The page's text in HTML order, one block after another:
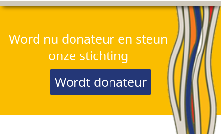
Word nu donateur en steun
onze stichting
Wordt donateur